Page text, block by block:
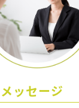
メッセージ